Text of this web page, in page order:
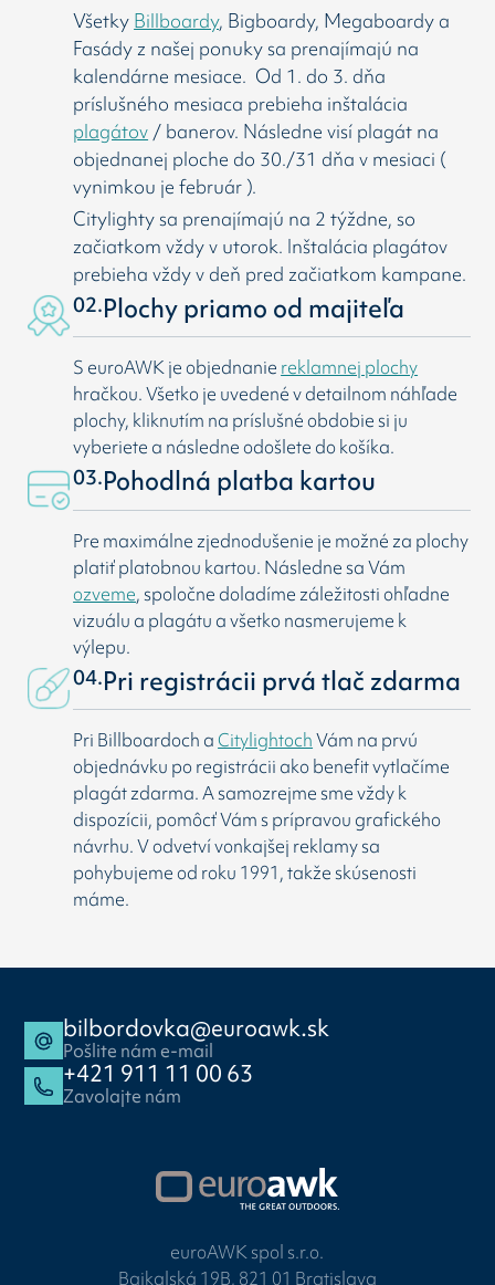
Všetky Billboardy, Bigboardy, Megaboardy a
Fasády z našej ponuky sa prenajímajú na
kalendárne mesiace. Od 1. do 3. dňa
príslušného mesiaca prebieha inštalácia
plagátov / banerov. Následne visí plagát na
objednanej ploche do 30./31 dňa v mesiaci (
vynimkou je február ).
Citylighty sa prenajímajú na 2 týždne, so
začiatkom vždy v utorok. Inštalácia plagátov
prebieha vždy v deň pred začiatkom kampane.
02.Plochy priamo od majiteľa
S euroAWK je objednanie reklamnej plochy
hračkou. Všetko je uvedené v detailnom náhľade
plochy, kliknutím na príslušné obdobie si ju
vyberiete a následne odošlete do košíka.
03.Pohodlná platba kartou
Pre maximálne zjednodušenie je možné za plochy
platiť platobnou kartou. Následne sa Vám
ozveme, spoločne doladíme záležitosti ohľadne
vizuálu a plagátu a všetko nasmerujeme k
výlepu.
04.Pri registrácii prvá tlač zdarma
Pri Billboardoch aCitylightochVám na prvú
objednávku po registrácii ako benefit vytlačíme
plagát zdarma. A samozrejme sme vždy k
dispozícii, pomôcť Vám s prípravou grafického
návrhu. V odvetví vonkajšej reklamy sa
pohybujeme od roku 1991, takže skúsenosti
máme.
bilbordovka@euroawk.sk
Pošlite nám e-mail
+421 911 11 00 63
Zavolajte nám
euroAWK spol s.r.o.
Bajkalská 19B, 821 01 Bratislava